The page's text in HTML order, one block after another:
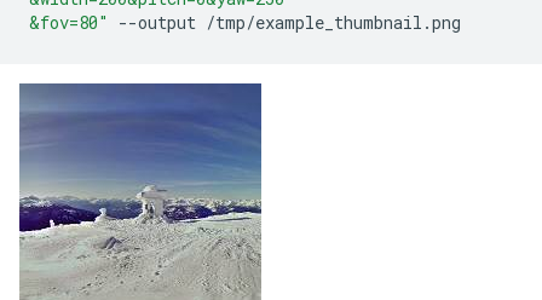
&fov=80"
--output /tmp/example_thumbnail.png